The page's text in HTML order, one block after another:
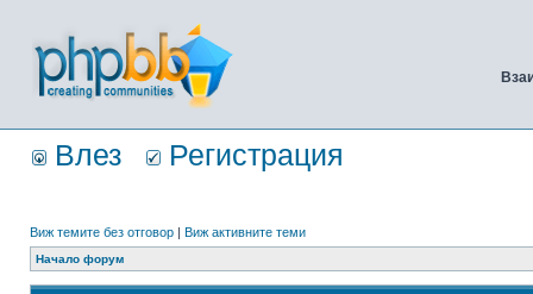
Влез Регистрация
Виж темите без отговор | Виж активните теми
Начало форум